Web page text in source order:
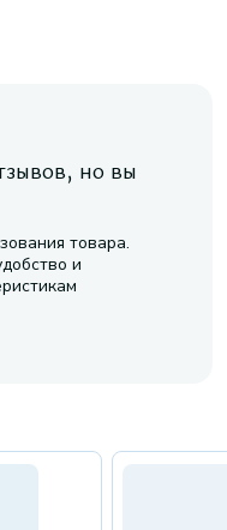
но вы
товара.
и